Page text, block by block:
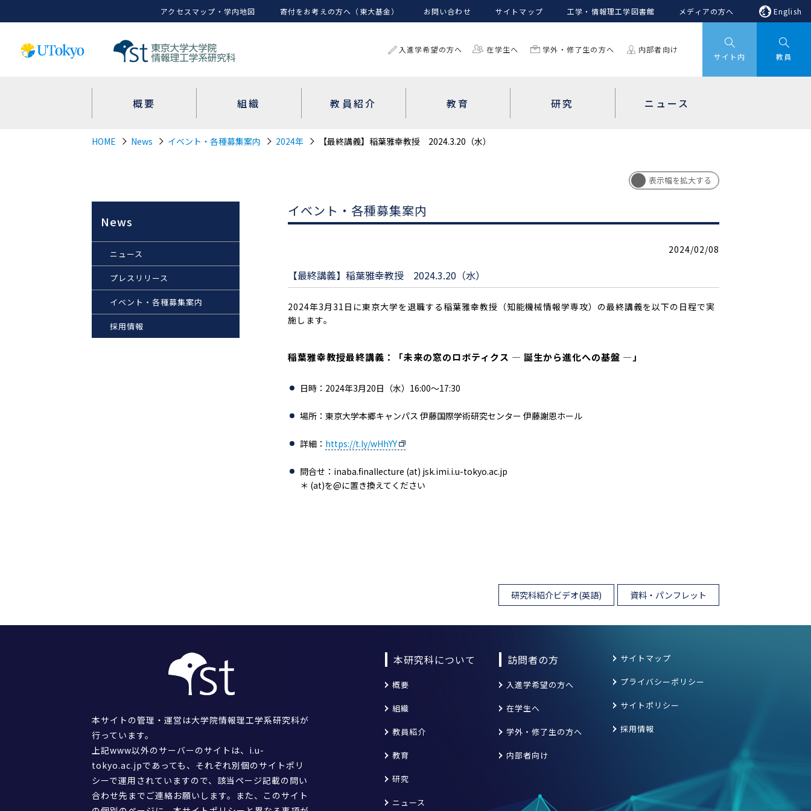
アクセスマップ・学内地図 寄付をお考えの方へ（東大基金） お問い合わせ サイトマップ 工学・情報理工学図書館 メディアの方へ English
入進学希望の方へ 在学生へ 学外・修了生の方へ 内部者向け
サイト内 教員
概要 組織 教員紹介 教育 研究 ニュース
HOME News イベント・各種募集案内 2024年 【最終講義】稲葉雅幸教授 2024.3.20（水）
イベント・各種募集案内
2024/02/08
【最終講義】稲葉雅幸教授 2024.3.20（水）
2024年3月31日に東京大学を退職する稲葉雅幸教授（知能機械情報学専攻）の最終講義を以下の日程で実
施します。
稲葉雅幸教授最終講義：「未来の窓のロボティクス ― 誕生から進化への基盤 ―」
日時：2024年3月20日（水）16:00～17:30
場所：東京大学本郷キャンパス 伊藤国際学術研究センター 伊藤謝恩ホール
詳細： https://t.ly/wHhYY
問合せ：inaba.finallecture (at) jsk.imi.i.u-tokyo.ac.jp
＊ (at)を@に置き換えてください
News
ニュース
プレスリリース
イベント・各種募集案内
採用情報
研究科紹介ビデオ(英語) 資料・パンフレット
本サイトの管理・運営は大学院情報理工学系研究科が
行っています。
上記www以外のサーバーのサイトは、i.u-
tokyo.ac.jpであっても、それぞれ別個のサイトポリ
シーで運用されていますので、該当ページ記載の問い
合わせ先までご連絡お願いします。また、このサイト
本研究科について
概要
組織
教員紹介
教育
研究
ニュース
訪問者の方
入進学希望の方へ
在学生へ
学外・修了生の方へ
内部者向け
サイトマップ
プライバシーポリシー
サイトポリシー
採用情報